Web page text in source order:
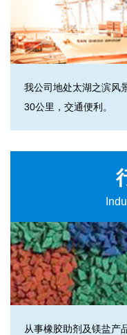
我公司地处太湖之滨风
30公里，交通便利。
从事橡胶助剂及镁盐产